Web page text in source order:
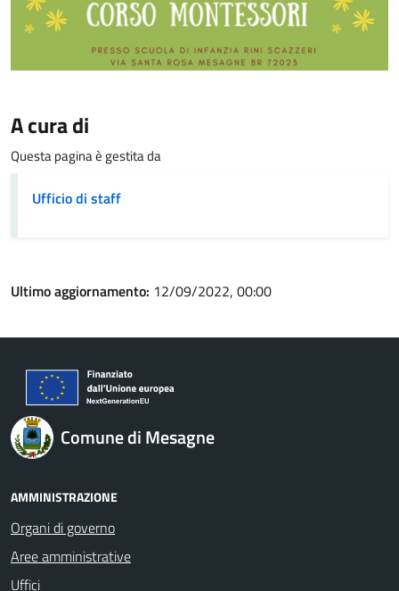
A cura di
Questa pagina è gestita da
Ufficio di staff
Ultimo aggiornamento: 12/09/2022, 00:00
Comune di Mesagne
AMMINISTRAZIONE
Organi di governo
Aree amministrative
Uffici